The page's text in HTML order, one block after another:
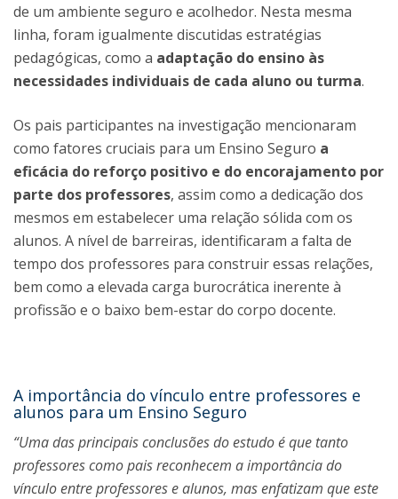
de um ambiente seguro e acolhedor. Nesta mesma
linha, foram igualmente discutidas estratégias
pedagógicas, como a adaptação do ensino às
necessidades individuais de cada aluno ou turma.
Os pais participantes na investigação mencionaram
como fatores cruciais para um Ensino Seguro a
eficácia do reforço positivo e do encorajamento por
parte dos professores, assim como a dedicação dos
mesmos em estabelecer uma relação sólida com os
alunos. A nível de barreiras, identificaram a falta de
tempo dos professores para construir essas relações,
bem como a elevada carga burocrática inerente à
profissão e o baixo bem-estar do corpo docente.
A importância do vínculo entre professores e
alunos para um Ensino Seguro
“Uma das principais conclusões do estudo é que tanto
professores como pais reconhecem a importância do
vínculo entre professores e alunos, mas enfatizam que este